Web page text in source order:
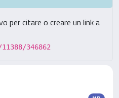
per citare o creare un link a
346862